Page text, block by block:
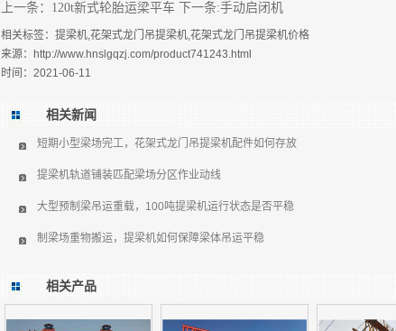
上一条： 120t新式轮胎运梁平车 下一条:手动启闭机
相关标签：提梁机,花架式龙门吊提梁机,花架式龙门吊提梁机价格
来源：
http://www.hnslgqzj.com/product741243.html
时间：2021-06-11
相关新闻
短期小型梁场完工，花架式龙门吊提梁机配件如何存放
提梁机轨道铺装匹配梁场分区作业动线
大型预制梁吊运重载，100吨提梁机运行状态是否平稳
制梁场重物搬运，提梁机如何保障梁体吊运平稳
相关产品